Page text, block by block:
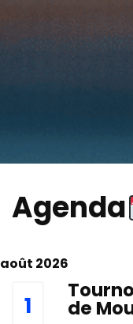
Agenda
août 2026
1
de